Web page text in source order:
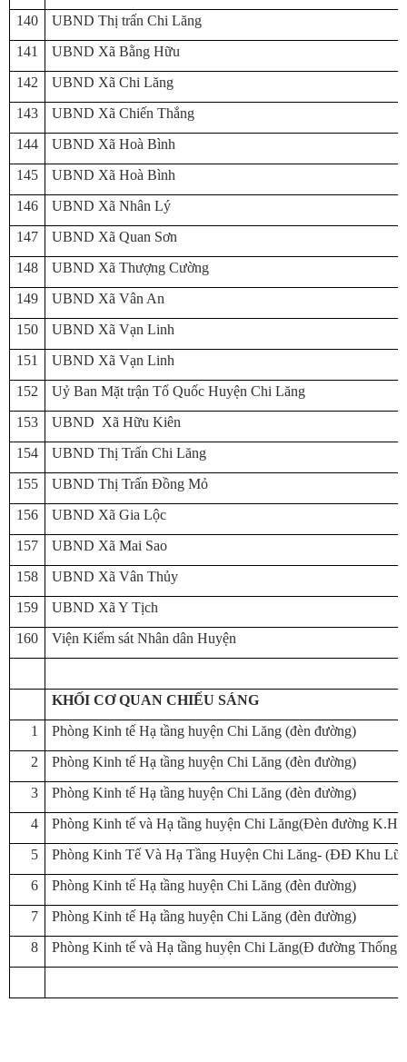
140
UBND Thị trấn Chi Lăng
141
UBND Xã Bằng Hữu
142
UBND Xã Chi Lăng
143
UBND Xã Chiến Thắng
144
UBND Xã Hoà Bình
145
UBND Xã Hoà Bình
146
UBND Xã Nhân Lý
147
UBND Xã Quan Sơn
148
UBND Xã Thượng Cường
149
UBND Xã Vân An
150
UBND Xã Vạn Linh
151
UBND Xã Vạn Linh
152
Uỷ Ban Mặt trận Tổ Quốc Huyện Chi Lăng
153
UBND Xã Hữu Kiên
154
UBND Thị Trấn Chi Lăng
155
UBND Thị Trấn Đồng Mỏ
156
UBND Xã Gia Lộc
157
UBND Xã Mai Sao
158
UBND Xã Vân Thủy
159
UBND Xã Y Tịch
160
Viện Kiểm sát Nhân dân Huyện
KHỐI CƠ QUAN CHIẾU SÁNG
1
Phòng Kinh tế Hạ tầng huyện Chi Lăng (đèn đường)
2
Phòng Kinh tế Hạ tầng huyện Chi Lăng (đèn đường)
3
Phòng Kinh tế Hạ tầng huyện Chi Lăng (đèn đường)
4
Phòng Kinh tế và Hạ tầng huyện Chi Lăng(Đèn đường
5
Phòng Kinh Tế Và Hạ Tầng Huyện Chi Lăng- (ĐĐ Khu
6
Phòng Kinh tế Hạ tầng huyện Chi Lăng (đèn đường)
7
Phòng Kinh tế Hạ tầng huyện Chi Lăng (đèn đường)
8
Phòng Kinh tế và Hạ tầng huyện Chi Lăng(Đ đường Thống